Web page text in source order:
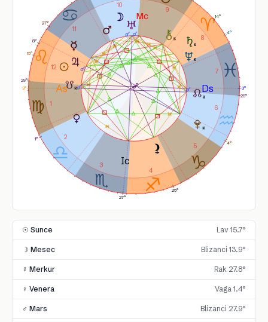
1
2
3
4
5
6
7
8
9
10
11
12
15°
27°
1°
8°
14°
4°
4°
29°
3° 3°
27°
25°
29°
☉ Sunce Lav 15.7°
☽ Mesec Blizanci 13.9°
☿ Merkur Rak 27.8°
♀ Venera Vaga 1.4°
♂ Mars Blizanci 27.9°